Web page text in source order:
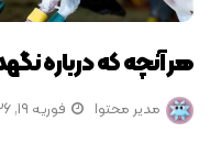
هر آنچه که درباره
مدیر محتوا فوریه 19, 2026